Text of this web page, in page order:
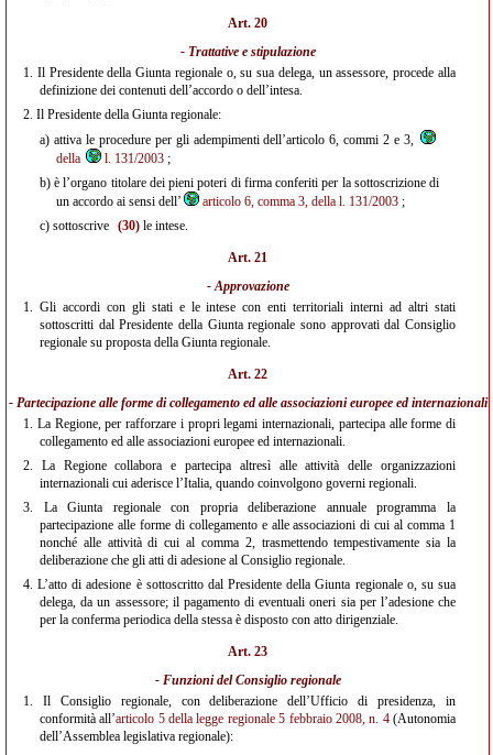
Art. 20
- Trattative e stipulazione
1. Il Presidente della Giunta regionale o, su sua delega, un assessore, procede alla
definizione dei contenuti dell’accordo o dell’intesa.
2. Il Presidente della Giunta regionale:
a) attiva le procedure per gli adempimenti dell’articolo 6, commi 2 e 3,
della
l. 131/2003 ;
b) è l’organo titolare dei pieni poteri di firma conferiti per la sottoscrizione di
un accordo ai sensi dell’
articolo 6, comma 3, della l. 131/2003 ;
c) sottoscrive (30) le intese.
Art. 21
- Approvazione
1. Gli accordi con gli stati e le intese con enti territoriali interni ad altri stati
sottoscritti dal Presidente della Giunta regionale sono approvati dal Consiglio
regionale su proposta della Giunta regionale.
Art. 22
- Partecipazione alle forme di collegamento ed alle associazioni europee ed internazionali
1. La Regione, per rafforzare i propri legami internazionali, partecipa alle forme di
collegamento ed alle associazioni europee ed internazionali.
2. La Regione collabora e partecipa altresì alle attività delle organizzazioni
internazionali cui aderisce l’Italia, quando coinvolgono governi regionali.
3. La Giunta regionale con propria deliberazione annuale programma la
partecipazione alle forme di collegamento e alle associazioni di cui al comma 1
nonché alle attività di cui al comma 2, trasmettendo tempestivamente sia la
deliberazione che gli atti di adesione al Consiglio regionale.
4. L’atto di adesione è sottoscritto dal Presidente della Giunta regionale o, su sua
delega, da un assessore; il pagamento di eventuali oneri sia per l’adesione che
per la conferma periodica della stessa è disposto con atto dirigenziale.
Art. 23
- Funzioni del Consiglio regionale
1. Il Consiglio regionale, con deliberazione dell’Ufficio di presidenza, in
conformità all’articolo 5 della legge regionale 5 febbraio 2008, n. 4(Autonomia
dell’Assemblea legislativa regionale):